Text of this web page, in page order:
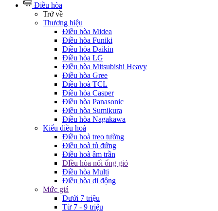
Điều hòa
Trở về
Thương hiệu
Điều hòa Midea
Điều hòa Funiki
Điều hòa Daikin
Điều hòa LG
Điều hòa Mitsubishi Heavy
Điều hòa Gree
Điều hoà TCL
Điều hòa Casper
Điều hòa Panasonic
Điều hòa Sumikura
Điều hòa Nagakawa
Kiểu điều hoà
Điều hoà treo tường
Điều hoà tủ đứng
Điều hoà âm trần
ĐIều hòa nối ống gió
Điều hòa Multi
Điều hòa di động
Mức giá
Dưới 7 triệu
Từ 7 - 9 triệu